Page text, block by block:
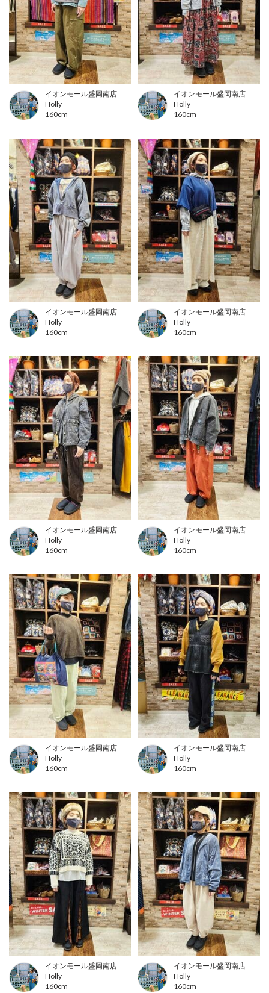
イオンモール盛岡南店
Holly
160cm
イオンモール盛岡南店
Holly
160cm
イオンモール盛岡南店
Holly
160cm
イオンモール盛岡南店
Holly
160cm
イオンモール盛岡南店
Holly
160cm
イオンモール盛岡南店
Holly
160cm
イオンモール盛岡南店
Holly
160cm
イオンモール盛岡南店
Holly
160cm
イオンモール盛岡南店
Holly
160cm
イオンモール盛岡南店
Holly
160cm